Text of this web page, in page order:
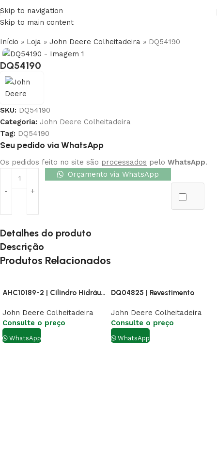
Skip to navigation
Skip to main content
Início » Loja » John Deere Colheitadeira » DQ54190
DQ54190
SKU: DQ54190
Categoria: John Deere Colheitadeira
Tag: DQ54190
Seu pedido via WhatsApp
Os pedidos feito no site são processados pelo WhatsApp.
Orçamento via WhatsApp
Detalhes do produto
Descrição
Produtos Relacionados
AHC10189-2 | Cilindro Hidráulico
John Deere Colheitadeira
Consulte o preço
WhatsApp
DQ04825 | Revestimento
John Deere Colheitadeira
Consulte o preço
WhatsApp